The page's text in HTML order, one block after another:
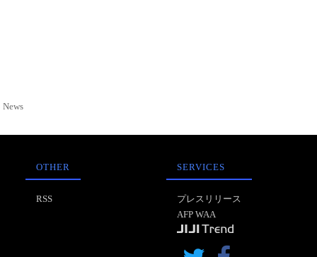
OTHER
RSS
SERVICES
プレスリリース
AFP WAA